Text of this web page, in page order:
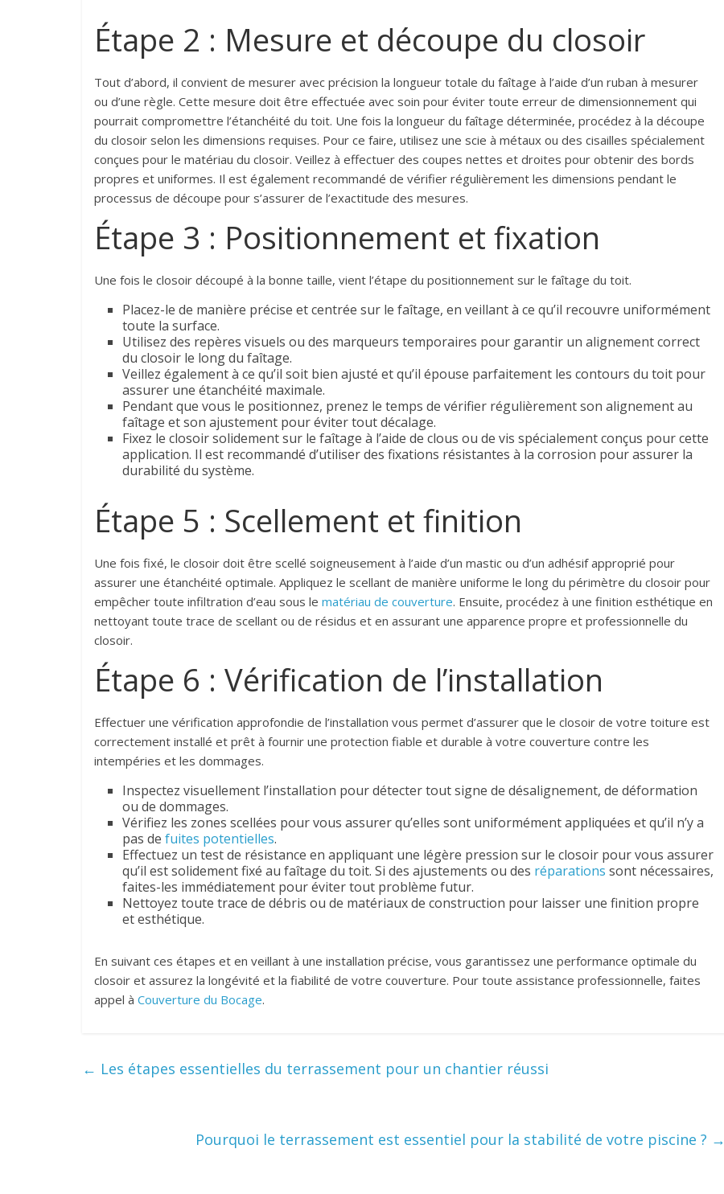
Étape 2 : Mesure et découpe du closoir
Tout d’abord, il convient de mesurer avec précision la longueur totale du faîtage à l’aide d’un ruban à mesurer
ou d’une règle. Cette mesure doit être effectuée avec soin pour éviter toute erreur de dimensionnement qui
pourrait compromettre l’étanchéité du toit. Une fois la longueur du faîtage déterminée, procédez à la découpe
du closoir selon les dimensions requises. Pour ce faire, utilisez une scie à métaux ou des cisailles spécialement
conçues pour le matériau du closoir. Veillez à effectuer des coupes nettes et droites pour obtenir des bords
propres et uniformes. Il est également recommandé de vérifier régulièrement les dimensions pendant le
processus de découpe pour s’assurer de l’exactitude des mesures.
Étape 3 : Positionnement et fixation
Une fois le closoir découpé à la bonne taille, vient l’étape du positionnement sur le faîtage du toit.
Placez-le de manière précise et centrée sur le faîtage, en veillant à ce qu’il recouvre uniformément
toute la surface.
Utilisez des repères visuels ou des marqueurs temporaires pour garantir un alignement correct
du closoir le long du faîtage.
Veillez également à ce qu’il soit bien ajusté et qu’il épouse parfaitement les contours du toit pour
assurer une étanchéité maximale.
Pendant que vous le positionnez, prenez le temps de vérifier régulièrement son alignement au
faîtage et son ajustement pour éviter tout décalage.
Fixez le closoir solidement sur le faîtage à l’aide de clous ou de vis spécialement conçus pour cette
application. Il est recommandé d’utiliser des fixations résistantes à la corrosion pour assurer la
durabilité du système.
Étape 5 : Scellement et finition
Une fois fixé, le closoir doit être scellé soigneusement à l’aide d’un mastic ou d’un adhésif approprié pour
assurer une étanchéité optimale. Appliquez le scellant de manière uniforme le long du périmètre du closoir pour
empêcher toute infiltration d’eau sous le matériau de couverture. Ensuite, procédez à une finition esthétique en
nettoyant toute trace de scellant ou de résidus et en assurant une apparence propre et professionnelle du
closoir.
Étape 6 : Vérification de l’installation
Effectuer une vérification approfondie de l’installation vous permet d’assurer que le closoir de votre toiture est
correctement installé et prêt à fournir une protection fiable et durable à votre couverture contre les
intempéries et les dommages.
Inspectez visuellement l’installation pour détecter tout signe de désalignement, de déformation
ou de dommages.
Vérifiez les zones scellées pour vous assurer qu’elles sont uniformément appliquées et qu’il n’y a
pas de fuites potentielles.
Effectuez un test de résistance en appliquant une légère pression sur le closoir pour vous assurer
qu’il est solidement fixé au faîtage du toit. Si des ajustements ou des réparations sont nécessaires,
faites-les immédiatement pour éviter tout problème futur.
Nettoyez toute trace de débris ou de matériaux de construction pour laisser une finition propre
et esthétique.
En suivant ces étapes et en veillant à une installation précise, vous garantissez une performance optimale du
closoir et assurez la longévité et la fiabilité de votre couverture. Pour toute assistance professionnelle, faites
appel à Couverture du Bocage.
← Les étapes essentielles du terrassement pour un chantier réussi
Pourquoi le terrassement est essentiel pour la stabilité de votre piscine ? →